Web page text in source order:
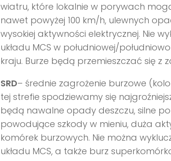
wiatru, które lokalnie w porywach
nawet powyżej 100 km/h, ulewnych
wysokiej aktywności elektrycznej. Nie
układu MCS w południowej/
kraju. Burze będą przemieszczać się z
SRD– średnie zagrożenie burzowe
tej strefie spodziewamy się
będą nawalne opady deszczu, silne
powodujące szkody w mieniu, duża
komórek burzowych. Nie można
układu MCS, a także burz